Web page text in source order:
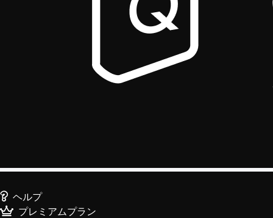
ヘルプ
プレミアムプラン